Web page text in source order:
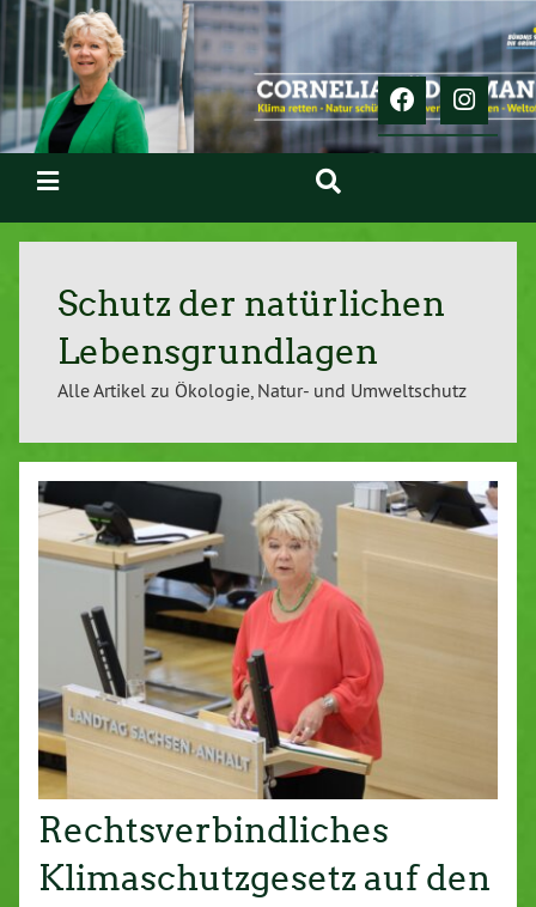
Schutz der natürlichen
Lebensgrundlagen
Alle Artikel zu Ökologie, Natur- und Umweltschutz
Rechtsverbindliches
Klimaschutzgesetz auf den